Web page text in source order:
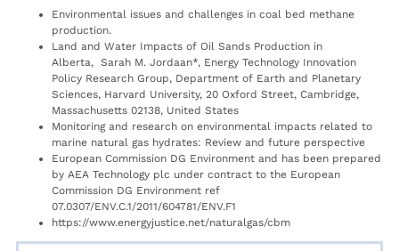
Environmental issues and challenges in coal bed methane
production.
Land and Water Impacts of Oil Sands Production in
Alberta, Sarah M. Jordaan*, Energy Technology Innovation
Policy Research Group, Department of Earth and Planetary
Sciences, Harvard University, 20 Oxford Street, Cambridge,
Massachusetts 02138, United States
Monitoring and research on environmental impacts related to
marine natural gas hydrates: Review and future perspective
European Commission DG Environment and has been prepared
by AEA Technology plc under contract to the European
Commission DG Environment ref
07.0307/ENV.C.1/2011/604781/ENV.F1
https://www.energyjustice.net/naturalgas/cbm